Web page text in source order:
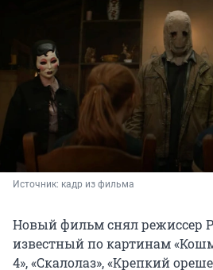
Источник: кадр из фильма
Новый фильм снял режиссер
известный по картинам
4», «Скалолаз», «Крепкий